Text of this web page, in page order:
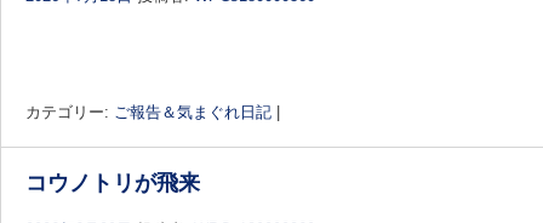
カテゴリー: ご報告＆気まぐれ日記
コウノトリが飛来